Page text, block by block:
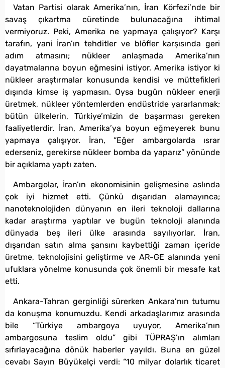
Vatan Partisi olarak Amerika’nın, İran Körfezi’nde bir
savaş çıkartma cüretinde bulunacağına ihtimal
vermiyoruz. Peki, Amerika ne yapmaya çalışıyor? Karşı
tarafın, yani İran’ın tehditler ve blöfler karşısında geri
adım atmasını; nükleer anlaşmada Amerika’nın
dayatmalarına boyun eğmesini istiyor. Amerika istiyor ki
nükleer araştırmalar konusunda kendisi ve müttefikleri
dışında kimse iş yapmasın. Oysa bugün nükleer enerji
üretmek, nükleer yöntemlerden endüstride yararlanmak;
bütün ülkelerin, Türkiye’mizin de başarması gereken
faaliyetlerdir. İran, Amerika’ya boyun eğmeyerek bunu
yapmaya çalışıyor. İran, “Eğer ambargolarda ısrar
ederseniz, gerekirse nükleer bomba da yaparız” yönünde
bir açıklama yaptı zaten.
Ambargolar, İran’ın ekonomisinin gelişmesine aslında
çok iyi hizmet etti. Çünkü dışarıdan alamayınca;
nanoteknolojiden dünyanın en ileri teknoloji dallarına
kadar araştırma yaptılar ve bugün teknoloji alanında
dünyada beş ileri ülke arasında sayılıyorlar. İran,
dışarıdan satın alma şansını kaybettiği zaman içeride
üretme, teknolojisini geliştirme ve AR-GE alanında yeni
ufuklara yönelme konusunda çok önemli bir mesafe kat
etti.
Ankara-Tahran gerginliği sürerken Ankara’nın tutumu
da konuşma konumuzdu. Kendi arkadaşlarımız arasında
bile “Türkiye ambargoya uyuyor, Amerika’nın
ambargosuna teslim oldu” gibi TÜPRAŞ’ın alımları
sıfırlayacağına dönük haberler yayıldı. Buna en güzel
cevabı Sayın Büyükelçi verdi: “10 milyar dolarlık ticaret